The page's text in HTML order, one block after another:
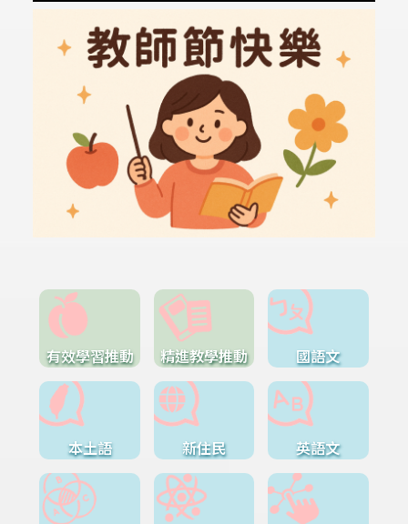
有效學習推動 精進教學推動 國語文
本土語 新住民 英語文